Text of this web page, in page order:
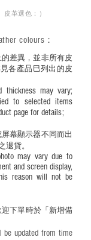
專用清潔劑及貂
六至十二歲兒童
並應小心處理。
皮革選色：）
差異，並非所有皮
各產品巳列出的皮
may vary;
to selected items
page for details;
幕顯示器不同而出
退貨。
may vary due to
and screen display,
reason will not be
下單時於「新增備
updated from time
colours ：